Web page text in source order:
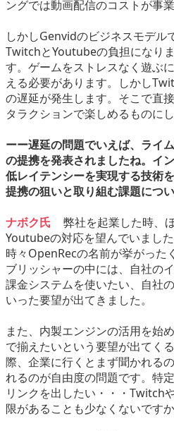
ングでは動画配信のコストが事
しかしGenvidのビジネスモデル
TwitchとYoutubeの負担になり
す。ゲームをストレスなく遊ぶ
える必要があります。しかし
の遅延が発生します。そこで直
タラクションで楽しめるものにし
ーー遅延の問題でいえば、ライ
の提携を発表されましたね。イ
低レイテンシーを実現する技術
提携の狙いと取り組む課題につ
ナボク氏
弊社を起業した時、
Youtubeの対応を望んでいまし
時々OpenRecの名前が挙がった
ブリッシャーの中には、自社の
課金システムを使いたい、自社
いった要望が出てきました。
また、内製エンジンの活用を始
で揃えたいという要望が出てく
際、企業に行くとまず聞かれる
れるのが自由度の問題です。特
リンクを出したい・・・Twitch
限があることも少なくないですか